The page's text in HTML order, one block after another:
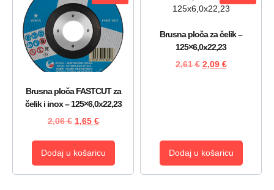
Brusna ploča FASTCUT za
čelik i inox – 125×6,0x22,23
2,06€ 1,65 €
Dodaj u košaricu
Brusna ploča za čelik –
125×6,0x22,23
2,61€ 2,09 €
Dodaj u košaricu